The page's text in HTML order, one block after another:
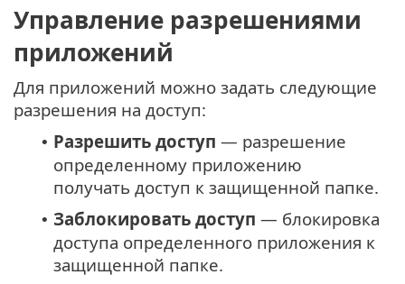
Управление разрешениями
приложений
Для приложений можно задать следующие
разрешения на доступ:
• Разрешить доступ — разрешение
определенному приложению
получать доступ к защищенной папке.
• Заблокировать доступ — блокировка
доступа определенного приложения к
защищенной папке.